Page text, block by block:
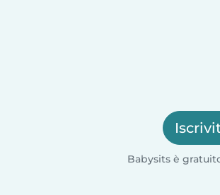
Babysits è